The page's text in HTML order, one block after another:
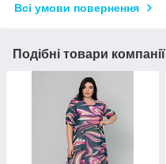
Всі умови повернення
Подібні товари компанії